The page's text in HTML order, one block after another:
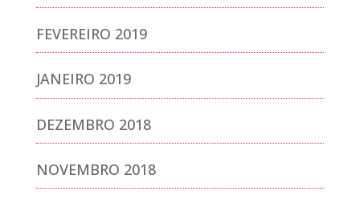
FEVEREIRO 2019
JANEIRO 2019
DEZEMBRO 2018
NOVEMBRO 2018